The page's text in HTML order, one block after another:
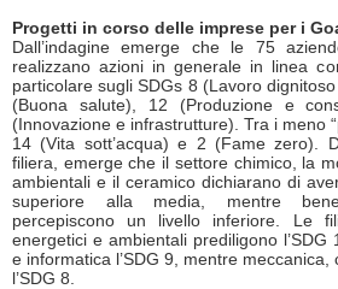
Progetti in corso delle imprese per i
Dall’indagine emerge che le 75
realizzano azioni in generale in linea
particolare sugli SDGs 8 (Lavoro
(Buona salute), 12 (Produzione e
(Innovazione e infrastrutture). Tra i meno
14 (Vita sott’acqua) e 2 (Fame zero).
filiera, emerge che il settore chimico, la
ambientali e il ceramico dichiarano di
superiore alla media, mentre
percepiscono un livello inferiore. Le
energetici e ambientali prediligono
e informatica l’SDG 9, mentre
l’SDG 8.